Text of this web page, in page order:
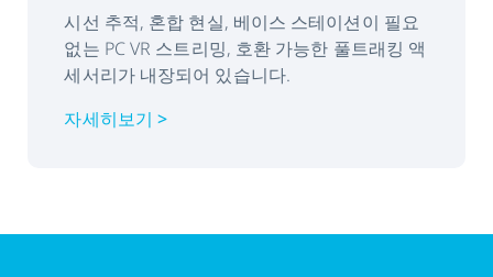
시선 추적, 혼합 현실, 베이스 스테이션이 필요
없는 PC VR 스트리밍, 호환 가능한 풀트래킹 액
세서리가 내장되어 있습니다.
자세히보기 >